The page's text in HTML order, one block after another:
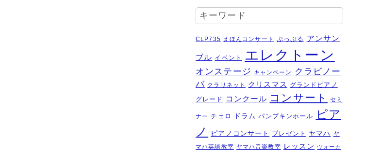
ク体験
2026年7月6日
受賞結果 ヤマハエレクトーンフ
夏のおトクなキャンペーン・・・
その２ 2026年6月11日
夏のおトクなキャンペーン・・・
その１
ピアノを購入するなら今！『ひと
足早いサマーセール』6/14～7/12
2026年6月7日
キーワード
CLP735 えほんコンサート ぷっぷる アンサン
ブル イベント エレクトーン
オンステージ キャンペーン
クラビノー
バ クラリネット クリスマス グランドピアノ
グレード
コンクール コンサート セミ
ナー チェロ ドラム パンプキンホール
ピア
ノ
ピアノコンサート プレゼント ヤマハ ヤ
マハ英語教室 ヤマハ音楽教室 レッスン
ヴォーカ